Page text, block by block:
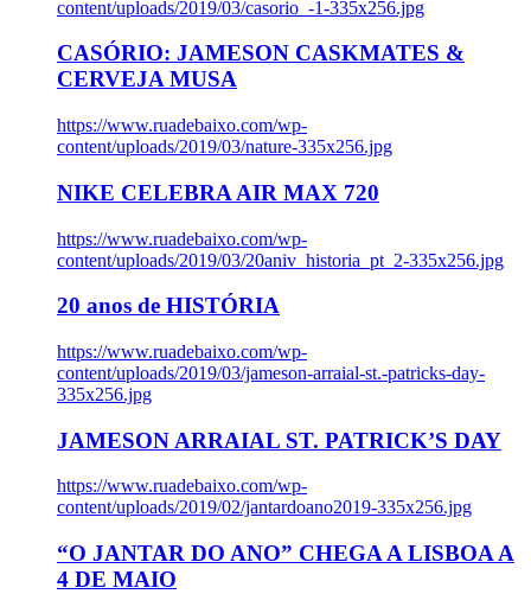
content/uploads/2019/03/casorio_-1-335x256.jpg
CASÓRIO: JAMESON CASKMATES &
CERVEJA MUSA
https://www.ruadebaixo.com/wp-
content/uploads/2019/03/nature-335x256.jpg
NIKE CELEBRA AIR MAX 720
https://www.ruadebaixo.com/wp-
content/uploads/2019/03/20aniv_historia_pt_2-335x256.jpg
20 anos de HISTÓRIA
https://www.ruadebaixo.com/wp-
content/uploads/2019/03/jameson-arraial-st.-patricks-day-
335x256.jpg
JAMESON ARRAIAL ST. PATRICK’S DAY
https://www.ruadebaixo.com/wp-
content/uploads/2019/02/jantardoano2019-335x256.jpg
“O JANTAR DO ANO” CHEGA A LISBOA A
4 DE MAIO